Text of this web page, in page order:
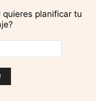
quieres planificar tu